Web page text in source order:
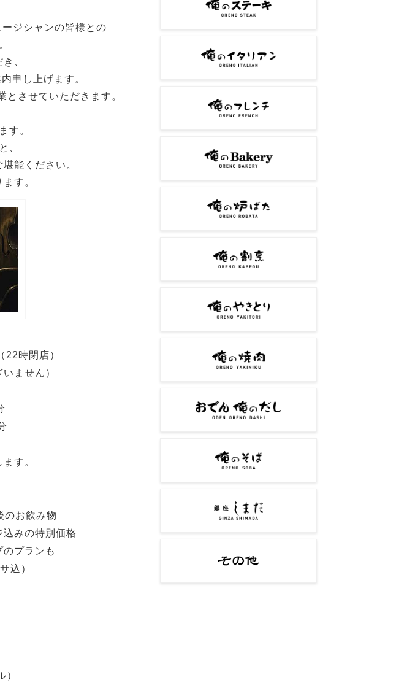
ジシャンの皆様との
、
申し上げます。
させていただきます。
す。
、
能ください。
す。
時閉店）
ません）
す。
のお飲み物
みの特別価格
プランも
込）